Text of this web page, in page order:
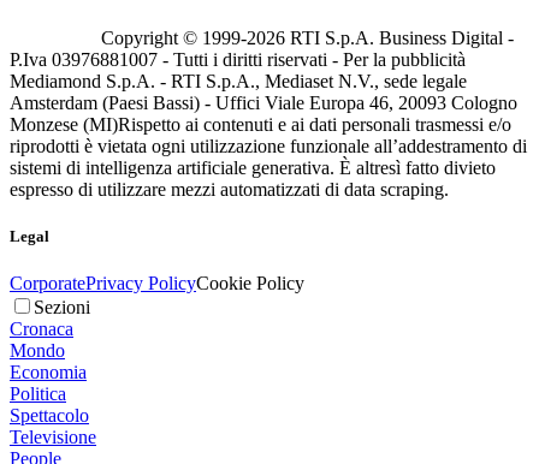
Copyright © 1999-2026 RTI S.p.A. Business Digital -
P.Iva 03976881007 - Tutti i diritti riservati - Per la pubblicità
Mediamond S.p.A. - RTI S.p.A., Mediaset N.V., sede legale
Amsterdam (Paesi Bassi) - Uffici Viale Europa 46, 20093 Cologno
Monzese (MI)Rispetto ai contenuti e ai dati personali trasmessi e/o
riprodotti è vietata ogni utilizzazione funzionale all’addestramento di
sistemi di intelligenza artificiale generativa. È altresì fatto divieto
espresso di utilizzare mezzi automatizzati di data scraping.
Legal
CorporatePrivacy PolicyCookie Policy
Sezioni
Cronaca
Mondo
Economia
Politica
Spettacolo
Televisione
People